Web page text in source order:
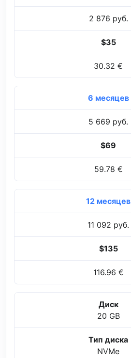
2 876 руб.
$35
30.32 €
6 месяцев
5 669 руб.
$69
59.78 €
12 месяцев
11 092 руб.
$135
116.96 €
Диск
20 GB
Тип диска
NVMe